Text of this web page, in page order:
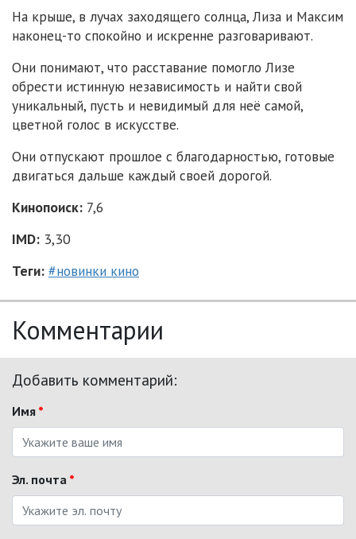
На крыше, в лучах заходящего солнца, Лиза и Максим
наконец-то спокойно и искренне разговаривают.
Они понимают, что расставание помогло Лизе
обрести истинную независимость и найти свой
уникальный, пусть и невидимый для неё самой,
цветной голос в искусстве.
Они отпускают прошлое с благодарностью, готовые
двигаться дальше каждый своей дорогой.
Кинопоиск: 7,6
IMD: 3,30
Теги: #новинки кино
Комментарии
Добавить комментарий:
Имя *
Эл. почта *